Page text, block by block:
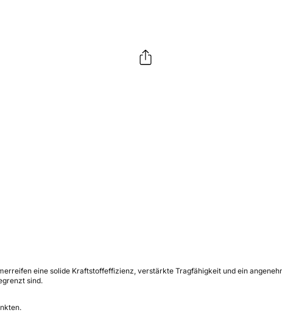
eine solide Kraftstoffeffizienz, verstärkte Tragfähigkeit und ein
sind.